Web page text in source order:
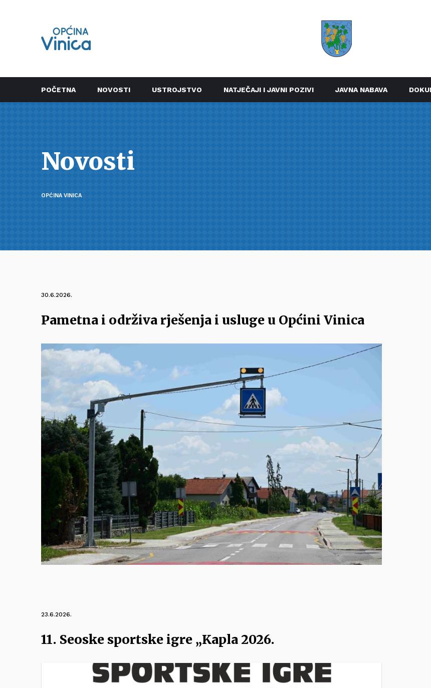
POČETNA NOVOSTI USTROJSTVO NATJEČAJI I JAVNI POZIVI JAVNA NABAVA
Novosti
OPĆINA VINICA
30.6.2026.
Pametna i održiva rješenja i usluge u Općini Vinica
23.6.2026.
11. Seoske sportske igre „Kapla 2026.